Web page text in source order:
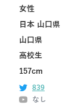
女性
日本 山口県
山口県
高校生
157cm
839
なし